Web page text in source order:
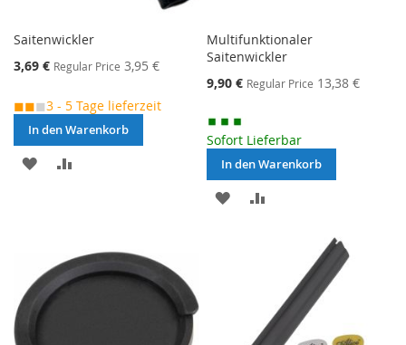
Saitenwickler
Special
3,69 € Regular Price 3,95 €
◼◼◼3 - 5 Tage lieferzeit
In den Warenkorb
MERKEN
Multifunktionaler
Saitenwickler
Special
9,90 € Regular Price 13,38 €
Sofort Lieferbar
In den Warenkorb
MERKEN
HINZUFÜGEN